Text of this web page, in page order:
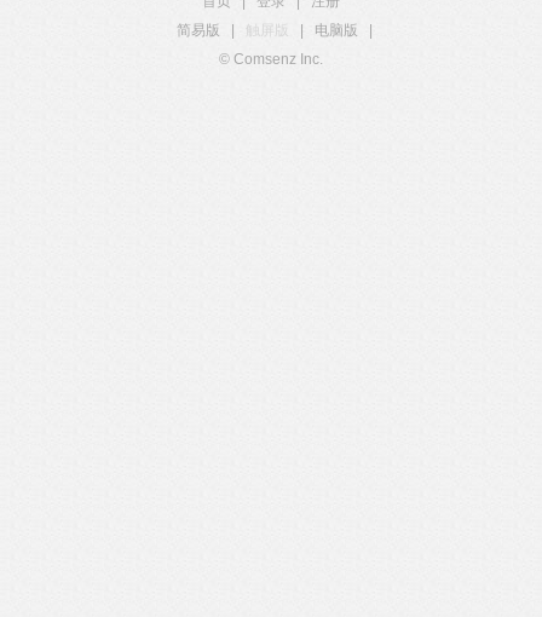
简易版
触屏版 电脑版
© Comsenz Inc.